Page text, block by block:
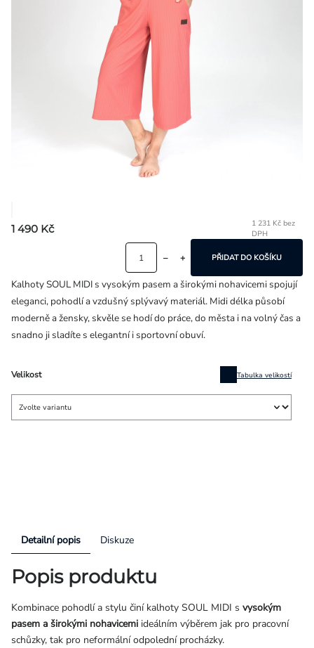
1 490 Kč
1 231 Kč bez
DPH
Velikost Tabulka velikostí
PŘIDAT DO KOŠÍKU
Kalhoty SOUL MIDI s vysokým pasem a širokými nohavicemi spojují
eleganci, pohodlí a vzdušný splývavý materiál. Midi délka působí
moderně a žensky, skvěle se hodí do práce, do města i na volný čas a
snadno ji sladíte s elegantní i sportovní obuví.
Detailní popis Diskuze
Popis produktu
Kombinace pohodlí a stylu činí kalhoty SOUL MIDI s vysokým
pasem a širokými nohavicemi ideálním výběrem jak pro pracovní
schůzky, tak pro neformální odpolední procházky.